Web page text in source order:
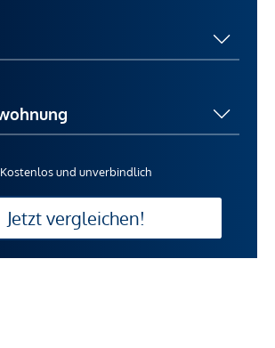
Kostenlos und unverbindlich
Jetzt vergleichen!